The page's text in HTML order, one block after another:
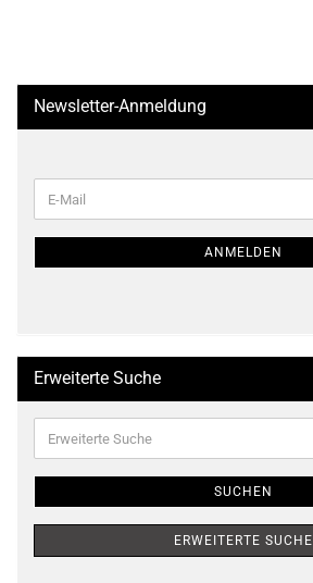
Newsletter-Anmeldung
ZUR
E-
Mail
ANMELDEN
Erweiterte Suche
Suche
SUCHEN
ERWEITERTE SUCHE